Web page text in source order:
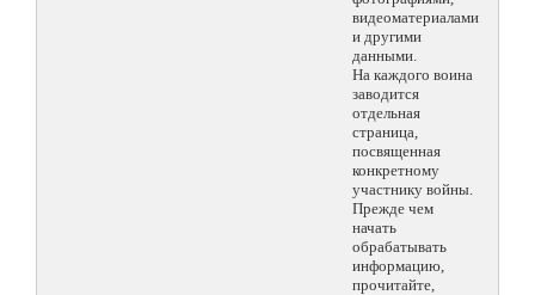
видеоматериалами
и другими
данными.
На каждого воина
заводится
отдельная
страница,
посвященная
конкретному
участнику войны.
Прежде чем
начать
обрабатывать
информацию,
прочитайте,